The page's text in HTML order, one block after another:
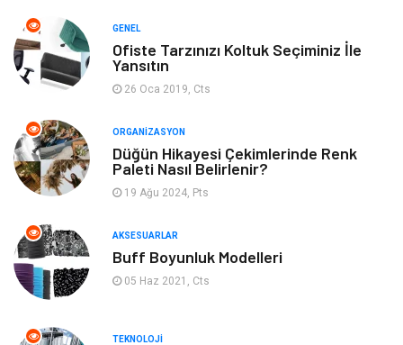
Yeme & İçme Spor
Gençlik & Eğlence Keyif & Hobi
Aksesuarlar
Mobilya
Gayrimenkul
Ev İşleri
GENEL
Ofiste Tarzınızı Koltuk Seçiminiz İle
Yansıtın
26 Oca 2019, Cts
ORGANIZASYON
Düğün Hikayesi Çekimlerinde Renk
Paleti Nasıl Belirlenir?
19 Ağu 2024, Pts
AKSESUARLAR
Buff Boyunluk Modelleri
05 Haz 2021, Cts
TEKNOLOJI